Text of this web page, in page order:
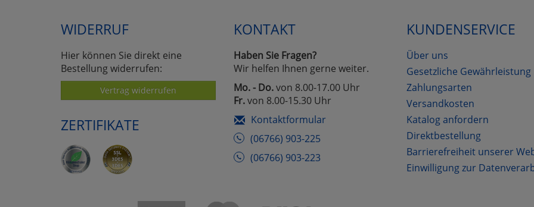
WIDERRUF
Hier können Sie direkt eine
Bestellung widerrufen:
Vertrag widerrufen
ZERTIFIKATE
KONTAKT
Haben Sie Fragen?
Wir helfen Ihnen gerne weiter.
Mo. - Do.von 8.00-17.00 Uhr
Fr.von 8.00-15.30 Uhr
Kontaktformular
(06766) 903-225
(06766) 903-223
KUNDENSERVICE
Über uns
Gesetzliche Gewährleistung
Zahlungsarten
Versandkosten
Katalog anfordern
Direktbestellung
Barrierefreiheit unserer
Einwilligung zur